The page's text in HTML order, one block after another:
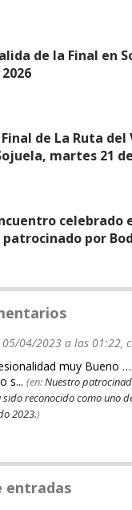
de la Final en
de La Ruta del
martes 21
celebrado
patrocinado por
05/04/2023 a las 01:22,
muy Bueno
s... (en:Nuestro
reconocido como uno
2023.)
entradas